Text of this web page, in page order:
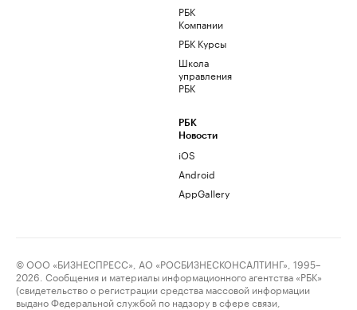
РБК
Компании
РБК Курсы
Школа
управления
РБК
РБК
Новости
iOS
Android
AppGallery
© ООО «БИЗНЕСПРЕСС», АО «РОСБИЗНЕСКОНСАЛТИНГ», 1995–
2026. Сообщения и материалы информационного агентства «РБК»
(свидетельство о регистрации средства массовой информации
выдано Федеральной службой по надзору в сфере связи,